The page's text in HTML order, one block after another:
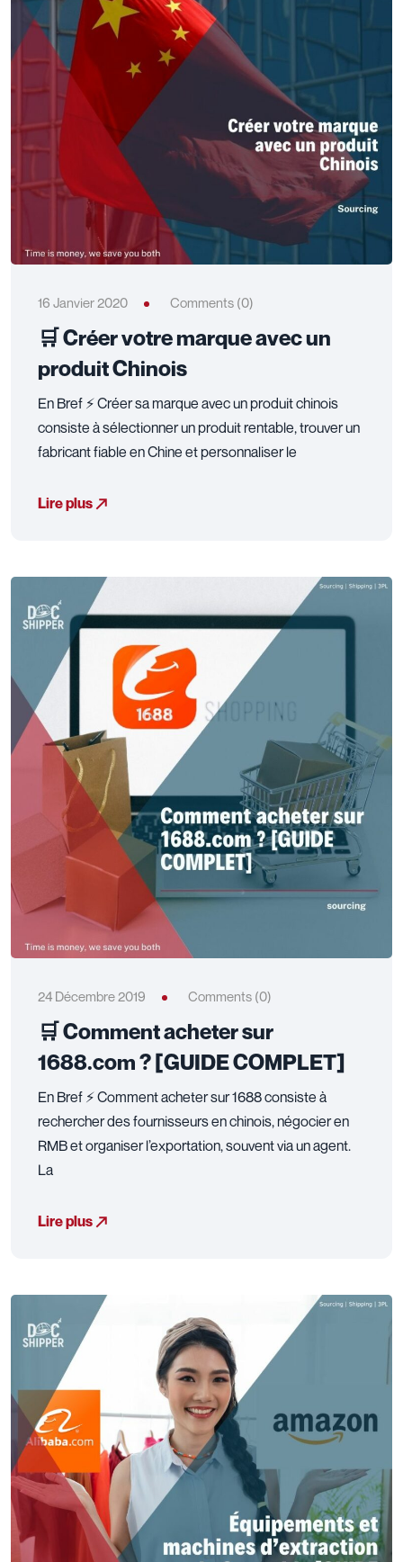
16 Janvier 2020 Comments (0)
🛒 Créer votre marque avec un
produit Chinois
En Bref ⚡ Créer sa marque avec un produit chinois
consiste à sélectionner un produit rentable, trouver un
fabricant fiable en Chine et personnaliser le
Lire plus
24 Décembre 2019 Comments (0)
🛒 Comment acheter sur
1688.com ? [GUIDE COMPLET]
En Bref ⚡ Comment acheter sur 1688 consiste à
rechercher des fournisseurs en chinois, négocier en
RMB et organiser l’exportation, souvent via un agent.
La
Lire plus